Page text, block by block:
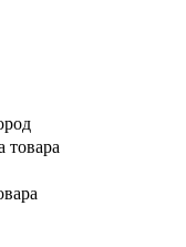
товара